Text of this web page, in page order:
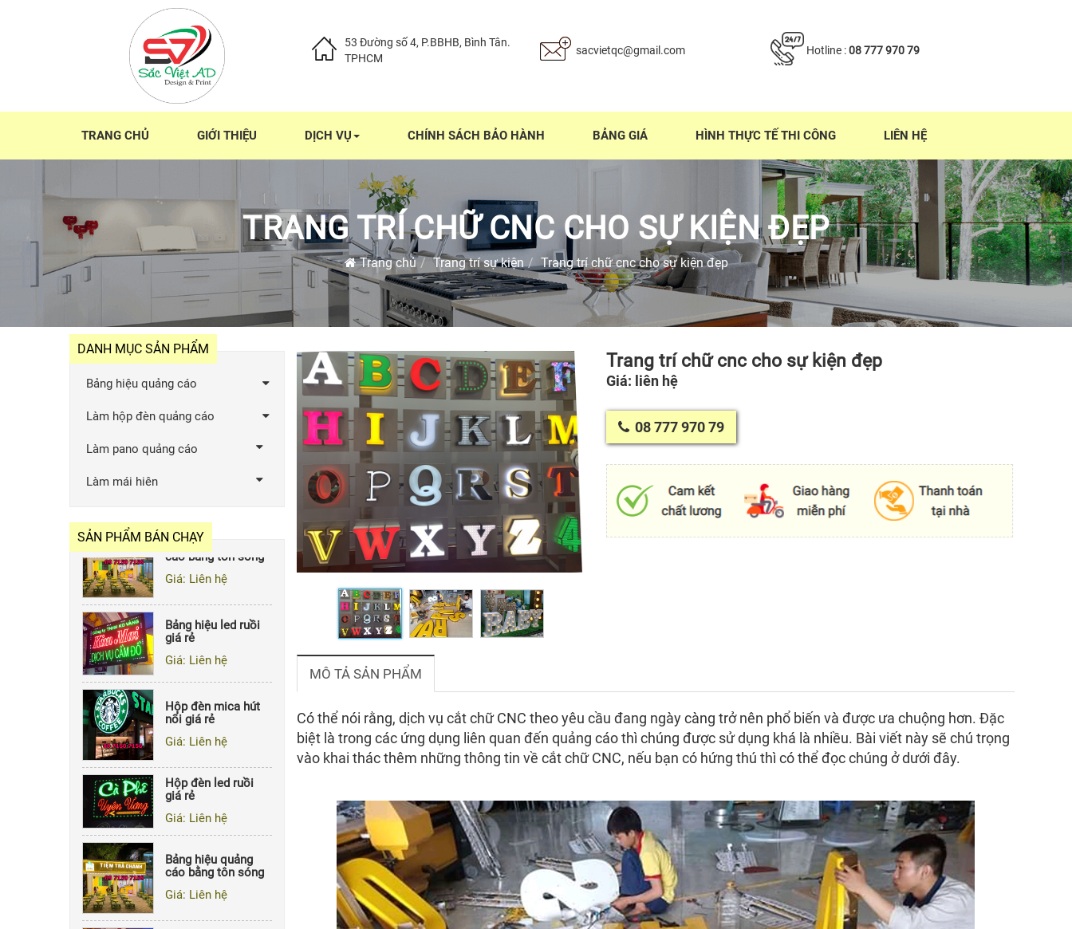
53 Đường số 4, P.BBHB, Bình Tân.
TPHCM
sacvietqc@gmail.com Hotline :08 777 970 79
TRANG CHỦ GIỚI THIỆU DỊCH VỤ CHÍNH SÁCH BẢO HÀNH BẢNG GIÁ HÌNH THỰC TẾ THI CÔNG LIÊN HỆ
TRANG TRÍ CHỮ CNC CHO SỰ KIỆN ĐẸP
Trang chủ Trang trí sự kiện Trang trí chữ cnc cho sự kiện đẹp
Trang trí chữ cnc cho sự kiện đẹp
Giá: liên hệ
08 777 970 79
MÔ TẢ SẢN PHẨM
Có thể nói rằng, dịch vụ cắt chữ CNC theo yêu cầu đang ngày càng trở nên phổ biến và được ưa chuộng hơn. Đặc
biệt là trong các ứng dụng liên quan đến quảng cáo thì chúng được sử dụng khá là nhiều. Bài viết này sẽ chú trọng
vào khai thác thêm những thông tin về cắt chữ CNC, nếu bạn có hứng thú thì có thể đọc chúng ở dưới đây.
DANH MỤC SẢN PHẨM
Bảng hiệu quảng cáo
Làm hộp đèn quảng cáo
Làm pano quảng cáo
Làm mái hiên
SẢN PHẨM BÁN CHẠY
giá rẻ
cáo bằng tôn sóng
Giá: Liên hệ
giá rẻ
Giá: Liên hệ
nổi giá rẻ
Giá: Liên hệ
Hộp đèn led ruồi
Giá: Liên hệ
Bảng hiệu quảng
cáo bằng tôn sóng
Giá: Liên hệ
giá rẻ